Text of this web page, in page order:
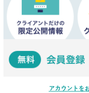
アカウントを